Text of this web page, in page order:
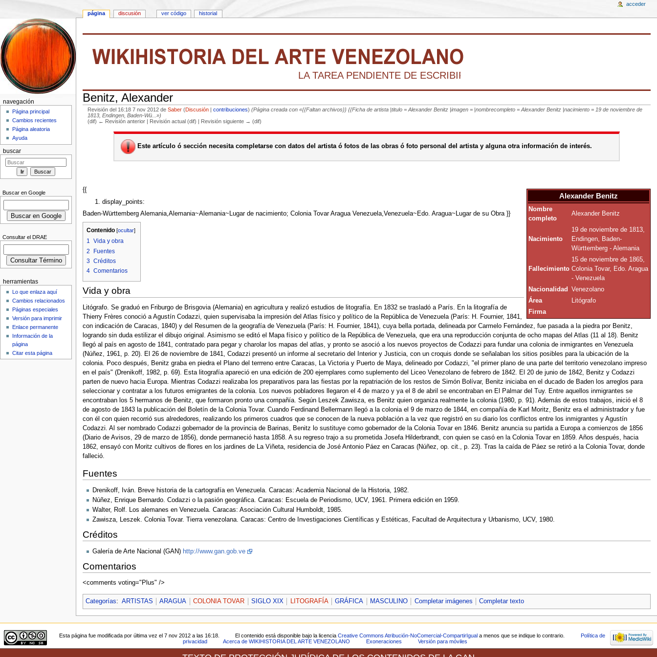
LA TAREA PENDIENTE DE ESCRIBIR LA HISTORIA DEL ARTE VENEZOLANO
Benitz, Alexander
Revisión del 16:18 7 nov 2012 deSaber (Discusión |contribuciones) (Página creada con «{{Faltan archivos}} {{Ficha de artista |titulo = Alexander Benitz |imagen = |nombrecompleto = Alexander Benitz |nacimiento = 19 de noviembre de
1813, Endingen, Baden-Wü...»)
(dif) ← Revisión anterior | Revisión actual (dif) | Revisión siguiente → (dif)
Este artículo ó sección necesita completarse con datos del artista ó fotos de las obras ó foto personal del artista y alguna otra información de interés.
Alexander Benitz
Nombre
completo
Alexander Benitz
Nacimiento
19 de noviembre de 1813,
Endingen, Baden-
Württemberg - Alemania
Fallecimiento
15 de noviembre de 1865,
Colonia Tovar, Edo. Aragua
- Venezuela
Nacionalidad
Venezolano
Área
Litógrafo
Firma
{{
display_points:
Baden-Württemberg Alemania,Alemania~Alemania~Lugar de nacimiento; Colonia Tovar Aragua Venezuela,Venezuela~Edo. Aragua~Lugar de su Obra }}
Contenido[ocultar]
1 Vida y obra
2
Fuentes
3 Créditos
4 Comentarios
Vida y obra
Litógrafo. Se graduó en Friburgo de Brisgovia (Alemania) en agricultura y realizó estudios de litografía. En 1832 se trasladó a París. En la litografía de
Thierry Frères conoció a Agustín Codazzi, quien supervisaba la impresión del Atlas físico y político de la República de Venezuela (París: H. Fournier, 1841,
con indicación de Caracas, 1840) y del Resumen de la geografía de Venezuela (París: H. Fournier, 1841), cuya bella portada, delineada por Carmelo Fernández, fue pasada a la piedra por Benitz,
logrando sin duda estilizar el dibujo original. Asimismo se editó el Mapa físico y político de la República de Venezuela, que era una reproducción conjunta de ocho mapas del Atlas (11 al 18). Benitz
llegó al país en agosto de 1841, contratado para pegar y charolar los mapas del atlas, y pronto se asoció a los nuevos proyectos de Codazzi para fundar una colonia de inmigrantes en Venezuela
(Núñez, 1961, p. 20). El 26 de noviembre de 1841, Codazzi presentó un informe al secretario del Interior y Justicia, con un croquis donde se señalaban los sitios posibles para la ubicación de la
colonia. Poco después, Benitz graba en piedra el Plano del terrreno entre Caracas, La Victoria y Puerto de Maya, delineado por Codazzi, "el primer plano de una parte del territorio venezolano impreso
en el país" (Drenikoff, 1982, p. 69). Esta litografía apareció en una edición de 200 ejemplares como suplemento del Liceo Venezolano de febrero de 1842. El 20 de junio de 1842, Benitz y Codazzi
parten de nuevo hacia Europa. Mientras Codazzi realizaba los preparativos para las fiestas por la repatriación de los restos de Simón Bolívar, Benitz iniciaba en el ducado de Baden los arreglos para
seleccionar y contratar a los futuros emigrantes de la colonia. Los nuevos pobladores llegaron el 4 de marzo y ya el 8 de abril se encontraban en El Palmar del Tuy. Entre aquellos inmigrantes se
encontraban los 5 hermanos de Benitz, que formaron pronto una compañía. Según Leszek Zawisza, es Benitz quien organiza realmente la colonia (1980, p. 91). Además de estos trabajos, inició el 8
de agosto de 1843 la publicación del Boletín de la Colonia Tovar. Cuando Ferdinand Bellermann llegó a la colonia el 9 de marzo de 1844, en compañía de Karl Moritz, Benitz era el administrador y fue
con él con quien recorrió sus alrededores, realizando los primeros cuadros que se conocen de la nueva población a la vez que registró en su diario los conflictos entre los inmigrantes y Agustín
Codazzi. Al ser nombrado Codazzi gobernador de la provincia de Barinas, Benitz lo sustituye como gobernador de la Colonia Tovar en 1846. Benitz anuncia su partida a Europa a comienzos de 1856
(Diario de Avisos, 29 de marzo de 1856), donde permaneció hasta 1858. A su regreso trajo a su prometida Josefa Hilderbrandt, con quien se casó en la Colonia Tovar en 1859. Años después, hacia
1862, ensayó con Moritz cultivos de flores en los jardines de La Viñeta, residencia de José Antonio Páez en Caracas (Núñez, op. cit., p. 23). Tras la caída de Páez se retiró a la Colonia Tovar, donde
falleció.
Fuentes
Drenikoff, Iván. Breve historia de la cartografía en Venezuela. Caracas: Academia Nacional de la Historia, 1982.
Núñez, Enrique Bernardo. Codazzi o la pasión geográfica. Caracas: Escuela de Periodismo, UCV, 1961. Primera edición en 1959.
Walter, Rolf. Los alemanes en Venezuela. Caracas: Asociación Cultural Humboldt, 1985.
Zawisza, Leszek. Colonia Tovar. Tierra venezolana. Caracas: Centro de Investigaciones Científicas y Estéticas, Facultad de Arquitectura y Urbanismo, UCV, 1980.
Créditos
Galería de Arte Nacional (GAN) http://www.gan.gob.ve
Comentarios
<comments voting="Plus" />
Categorías: ARTISTAS ARAGUA COLONIA TOVAR SIGLO XIX LITOGRAFÍA GRÁFICA MASCULINO Completar imágenes Completar texto
página discusión ver código historial
acceder
navegación
Página principal
Cambios recientes
Página aleatoria
Ayuda
buscar
Buscar en Google
Consultar el DRAE
herramientas
Lo que enlaza aquí
Cambios relacionados
Páginas especiales
Versión para imprimir
Enlace permanente
Información de la
página
Citar esta página
Esta página fue modificada por última vez el 7 nov 2012 a las 16:18. El contenido está disponible bajo la licenciaCreative Commons Atribución-NoComercial-CompartirIgual a menos que se indique lo contrario.
Política de
privacidad
Acerca de WIKIHISTORIA DEL ARTE VENEZOLANO Exoneraciones Versión para móviles